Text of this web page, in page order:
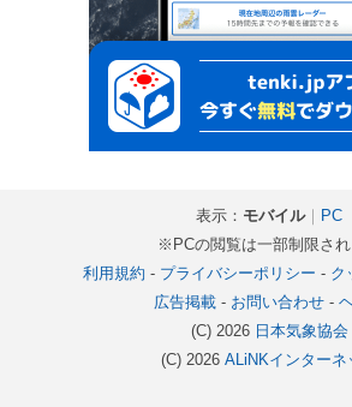
表示： モバイル｜ PC
※PCの閲覧は一部制限さ
利用規約 - プライバシーポリシー - ク
広告掲載- お問い合わせ-
(C) 2026 日本気象協会
(C) 2026 ALiNKインターネ